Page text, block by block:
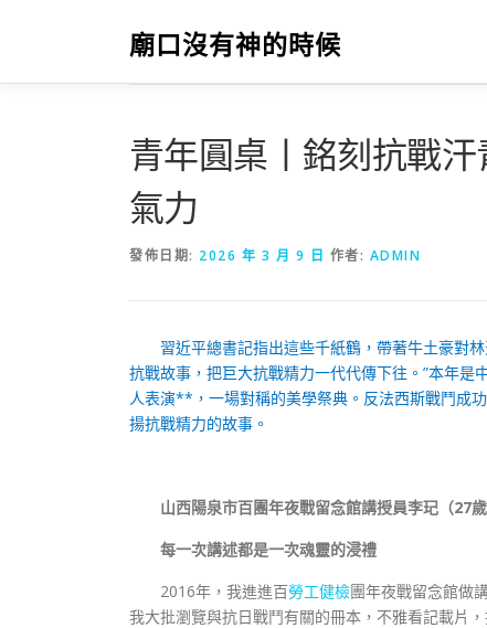
要
廟口沒有神的時候
青年圓桌丨銘刻抗戰
氣力
發佈日期: 2026 年 3 月 9 日 作者: ADMIN
習近平總書記指出這些千紙鶴，帶著牛土豪對
抗戰故事，把巨大抗戰精力一代代傳下往。”本年
人表演**，一場對稱的美學祭典。反法西斯戰鬥成
揚抗戰精力的故事。
山西陽泉市百團年夜戰留念館講授員李玘（27歲
每一次講述都是一次魂靈的浸禮
2016年，我進進百勞工健檢團年夜戰留念館做
我大批瀏覽與抗日戰鬥有關的冊本，不雅看記載片